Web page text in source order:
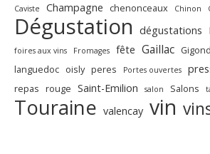
Caviste
Champagne chenonceaux Chinon
Dégustation dégustations
foires aux vins
Fromages fête Gaillac
languedoc oisly peres Portes ouvertes
repas rouge Saint-Emilion salon Salons
Touraine valencay vin